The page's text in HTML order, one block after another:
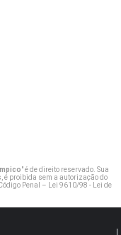
" é de direito reservado. Sua
é proibida sem a autorização do
Penal – Lei 9610/98 - Lei de